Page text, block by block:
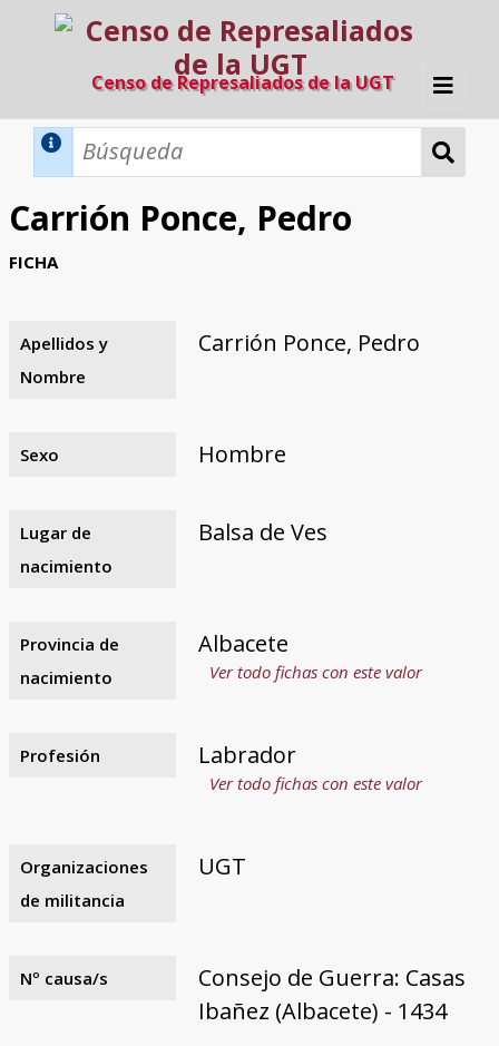
Censo de Represaliados de la UGT
Inicio
Búsqueda Dinámica
Búsqueda Avanzada
Razones y objetivos
El equipo
Colaboradores
Fuentes documentales
Carrión Ponce, Pedro
FICHA
Apellidos y
Nombre
Carrión Ponce, Pedro
Sexo Hombre
Lugar de
nacimiento
Balsa de Ves
Provincia de
nacimiento
Albacete
Ver todo fichas con este valor
Profesión Labrador
Ver todo fichas con este valor
Organizaciones
de militancia
UGT
Nº causa/s
Consejo de Guerra: Casas
Ibañez (Albacete) - 1434